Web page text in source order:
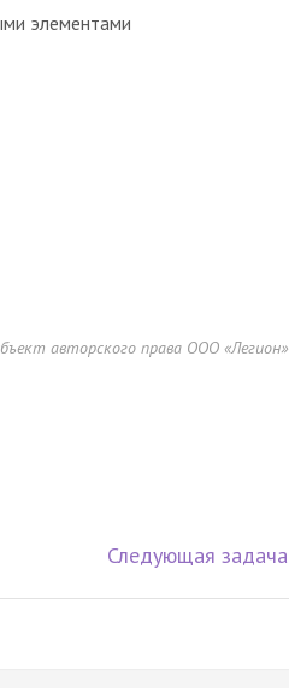
элементами
авторского права ООО «Легион»
Следующая задача